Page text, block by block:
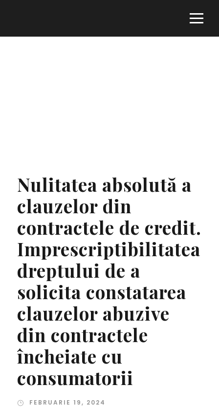
Nulitatea absolută a
clauzelor din
contractele de credit.
Imprescriptibilitatea
dreptului de a
solicita constatarea
clauzelor abuzive
din contractele
încheiate cu
consumatorii
FEBRUARIE 19, 2024